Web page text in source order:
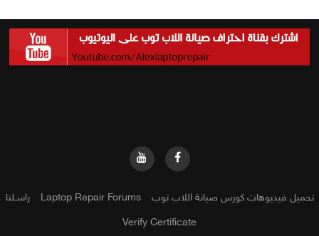
تحميل فيديوهات كورس صيانة اللاب توب Laptop Repair Forums راســلنا
Verify Certificate